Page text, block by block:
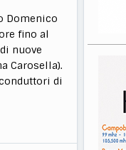
Domenico
fino al
nuove
Carosella).
di